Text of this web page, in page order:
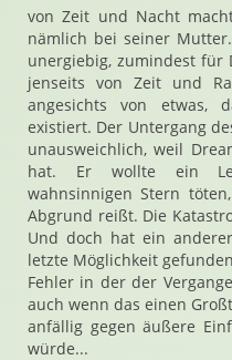
von Zeit und Nacht
nämlich bei seiner
unergiebig, zumindest für
jenseits von Zeit und
angesichts von etwas,
existiert. Der Untergang
unausweichlich, weil
hat. Er wollte ein
wahnsinnigen Stern
Abgrund reißt. Die
Und doch hat ein
letzte Möglichkeit
Fehler in der der
auch wenn das einen
anfällig gegen äußere
würde...